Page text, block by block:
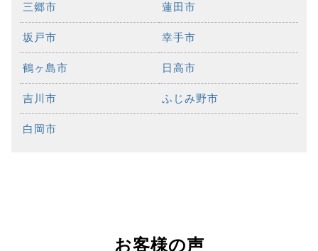
三郷市 蓮田市
坂戸市 幸手市
鶴ヶ島市 日高市
吉川市 ふじみ野市
白岡市
お客様の声